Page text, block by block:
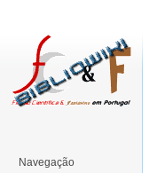
Navegação